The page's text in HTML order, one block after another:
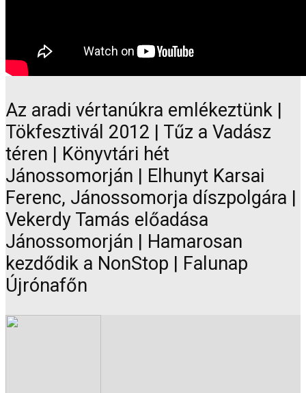
Az aradi vértanúkra emlékeztünk |
Tökfesztivál 2012 | Tűz a Vadász
téren | Könyvtári hét
Jánossomorján | Elhunyt Karsai
Ferenc, Jánossomorja díszpolgára |
Vekerdy Tamás előadása
Jánossomorján | Hamarosan
kezdődik a NonStop | Falunap
Újrónafőn